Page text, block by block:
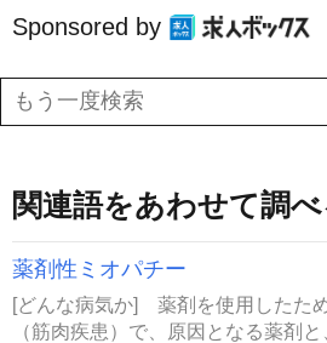
Sponsored by
関連語をあわせて調べ
薬剤性ミオパチー
[どんな病気か] 薬剤を使用したた
（筋肉疾患）で、原因となる薬剤